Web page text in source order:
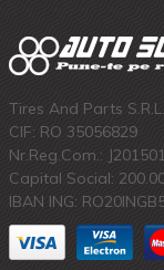
Tires And Parts S.R.L.
CIF: RO 35056829
Nr.Reg.Com.:
Capital Social:
IBAN ING: